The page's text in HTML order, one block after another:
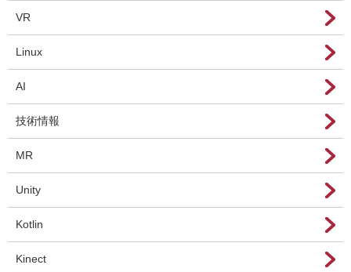
VR
Linux
AI
技術情報
MR
Unity
Kotlin
Kinect